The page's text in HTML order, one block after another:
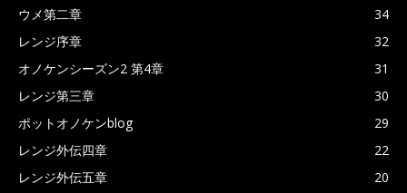
ウメ第二章
34
レンジ序章
32
オノケンシーズン2 第4章
31
レンジ第三章
30
ポットオノケンblog
29
レンジ外伝四章
22
レンジ外伝五章
20